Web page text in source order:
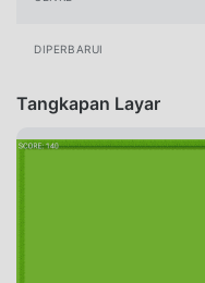
DIPERBARUI
Tangkapan Layar